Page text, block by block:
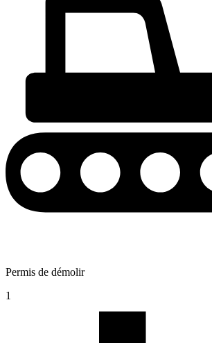
Permis de démolir
1